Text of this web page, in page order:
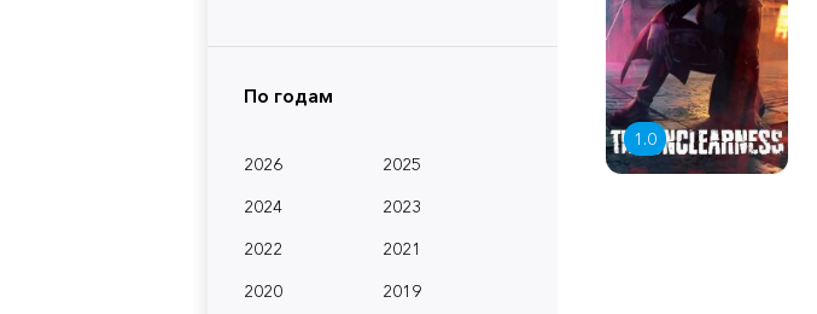
По годам
2026
2025
2024
2023
2022
2021
2020
2019
1.0